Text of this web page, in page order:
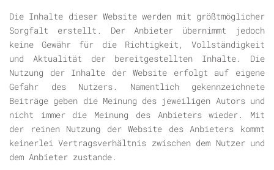
Die Inhalte dieser Website werden mit größtmöglicher
Sorgfalt erstellt. Der Anbieter übernimmt jedoch
keine Gewähr für die Richtigkeit, Vollständigkeit
und Aktualität der bereitgestellten Inhalte. Die
Nutzung der Inhalte der Website erfolgt auf eigene
Gefahr des Nutzers. Namentlich gekennzeichnete
Beiträge geben die Meinung des jeweiligen Autors und
nicht immer die Meinung des Anbieters wieder. Mit
der reinen Nutzung der Website des Anbieters kommt
keinerlei Vertragsverhältnis zwischen dem Nutzer und
dem Anbieter zustande.